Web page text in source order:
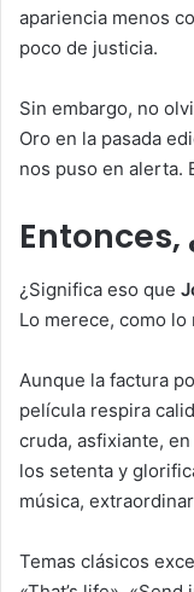
apariencia menos
poco de justicia.
Sin embargo, no
Oro en la pasada
nos puso en alerta.
Entonces,
¿Significa eso que
Lo merece, como
Aunque la factura
película respira
cruda, asfixiante,
los setenta y
música,
Temas clásicos